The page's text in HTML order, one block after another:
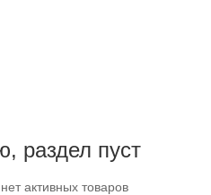
раздел пуст
активных товаров